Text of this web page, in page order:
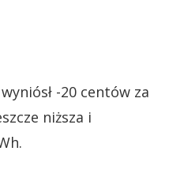
-20 centów za
niższa i